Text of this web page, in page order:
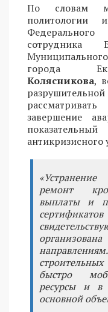
По словам
политологии
города
Колясникова,
завершение
антикризисного
ремонт
выплаты и
быстро
ресурсы и в
основной